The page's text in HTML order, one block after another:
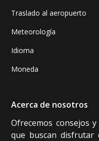
Traslado al aeropuerto
Meteorología
Idioma
Moneda
Acerca de nosotros
Ofrecemos consejos
que buscan disfrutar